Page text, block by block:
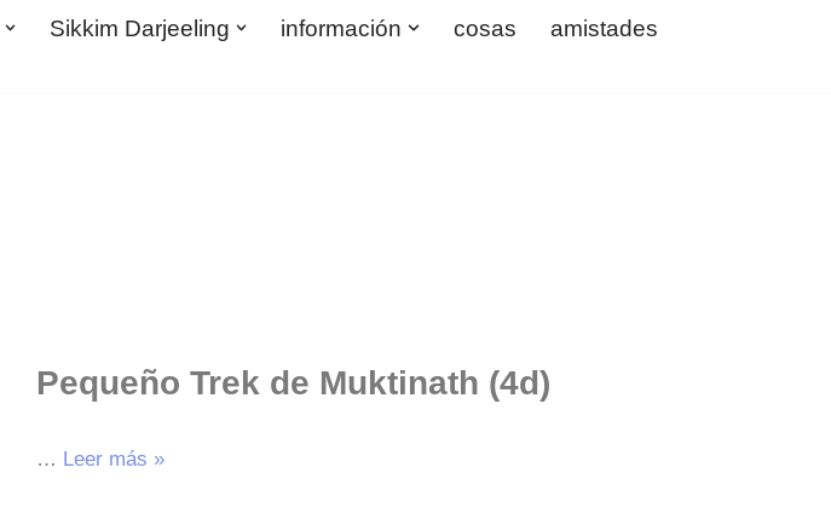
Sikkim Darjeeling información cosas
amistades
Pequeño Trek de Muktinath (4d)
… Leer más »